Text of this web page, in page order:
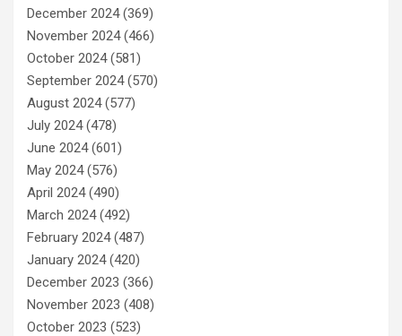
December 2024(369)
November 2024(466)
October 2024(581)
September 2024(570)
August 2024(577)
July 2024(478)
June 2024(601)
May 2024(576)
April 2024(490)
March 2024(492)
February 2024(487)
January 2024(420)
December 2023 (366)
November 2023 (408)
October 2023 (523)